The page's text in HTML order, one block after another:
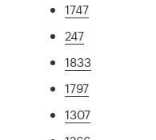
1747
247
1833
1797
1307